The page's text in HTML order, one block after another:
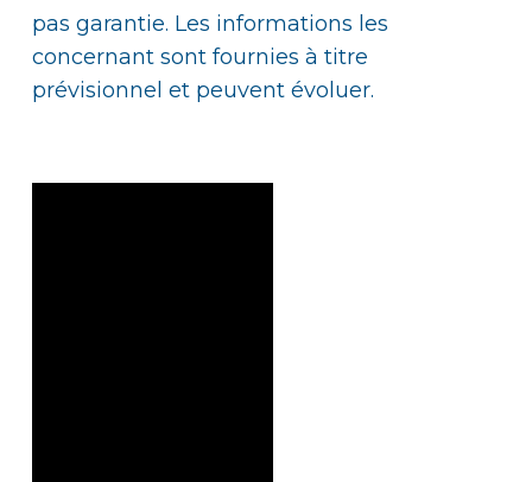
pas garantie. Les informations les
concernant sont fournies à titre
prévisionnel et peuvent évoluer.